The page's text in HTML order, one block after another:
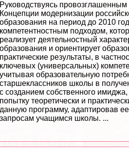
Руководствуясь провозглашенным
Концепции модернизации
образования на период до 2010
компетентностным подходом,
реализует деятельностный
образования и ориентирует
пpaктические результаты, в
ключевых (универсальных)
учитывая образовательную
старшеклассников школы в
с созданием собственного
попытку теоретически и
данную программу, адаптировав
запросам учащимся школы. ...